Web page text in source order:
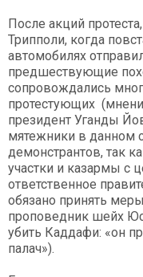
После акций
Трипполи, когда
автомобилях
предшествующие
сопровождались
протестующих
президент Уганды
мятежники в данном
демонстрантов, так
участки и казармы с
ответственное
обязано принять
проповедник шейх
убить Каддафи: «он
палач»).